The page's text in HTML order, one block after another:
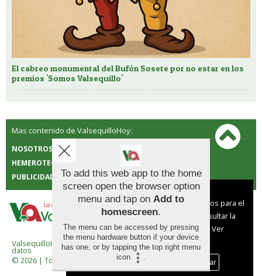
El cabreo monumental del Bufón Sosete por no estar en los
premios 'Somos Valsequillo'
Mas contenido de ValsequilloHoy:
NOSOTROS
CONTACTO
HEMEROTECA
POLÍTICA DE COOKIES
PUBLICIDAD
ValsequilloHoy |Términos de uso|Protección de
datos
© 2026 | Todos los derechos reservados
To add this web app to the home
screen open the browser option
menu and tap on Add to
homescreen.
The menu can be accessed by pressing
the menu hardware button if your device
has one, or by tapping the top right menu
icon
.
Aviso sobre el Uso de cookies:
Utilizamos cookies nuestras y de terceros para el
funcionamiento del digital. Puedes consultar la
lista de cookies y como desconectarlas.
Ver
nuestra Política de Privacidad y Cookies
Aceptar Cookies
Personalizar